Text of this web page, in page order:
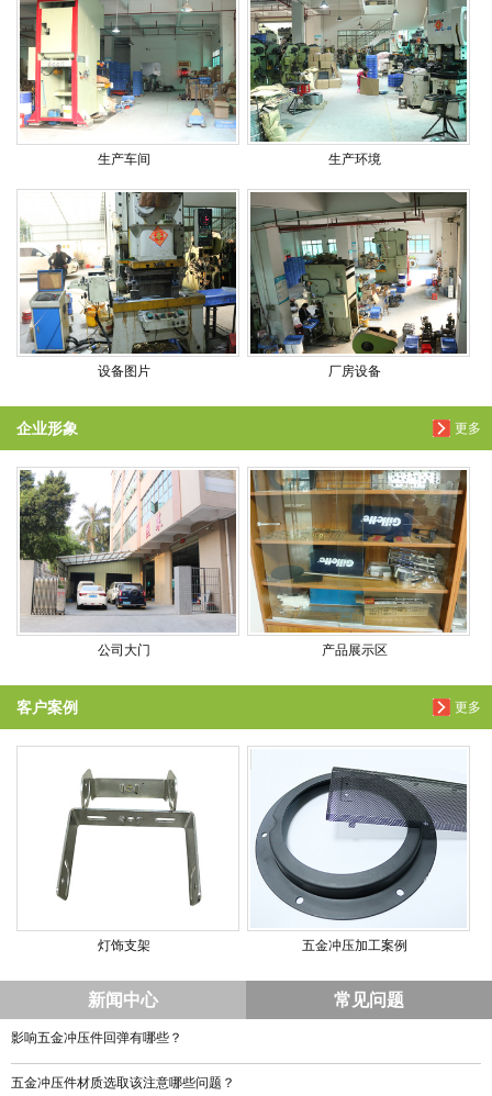
生产车间 生产环境
设备图片 厂房设备
更多
企业形象
公司大门 产品展示区
更多
客户案例
灯饰支架 五金冲压加工案例
新闻中心 常见问题
影响五金冲压件回弹有哪些？
五金冲压件材质选取该注意哪些问题？